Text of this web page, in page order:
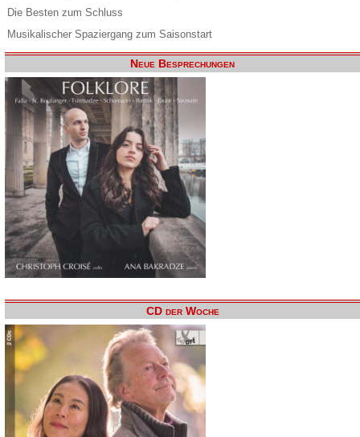
Die Besten zum Schluss
Musikalischer Spaziergang zum Saisonstart
Neue Besprechungen
CD der Woche